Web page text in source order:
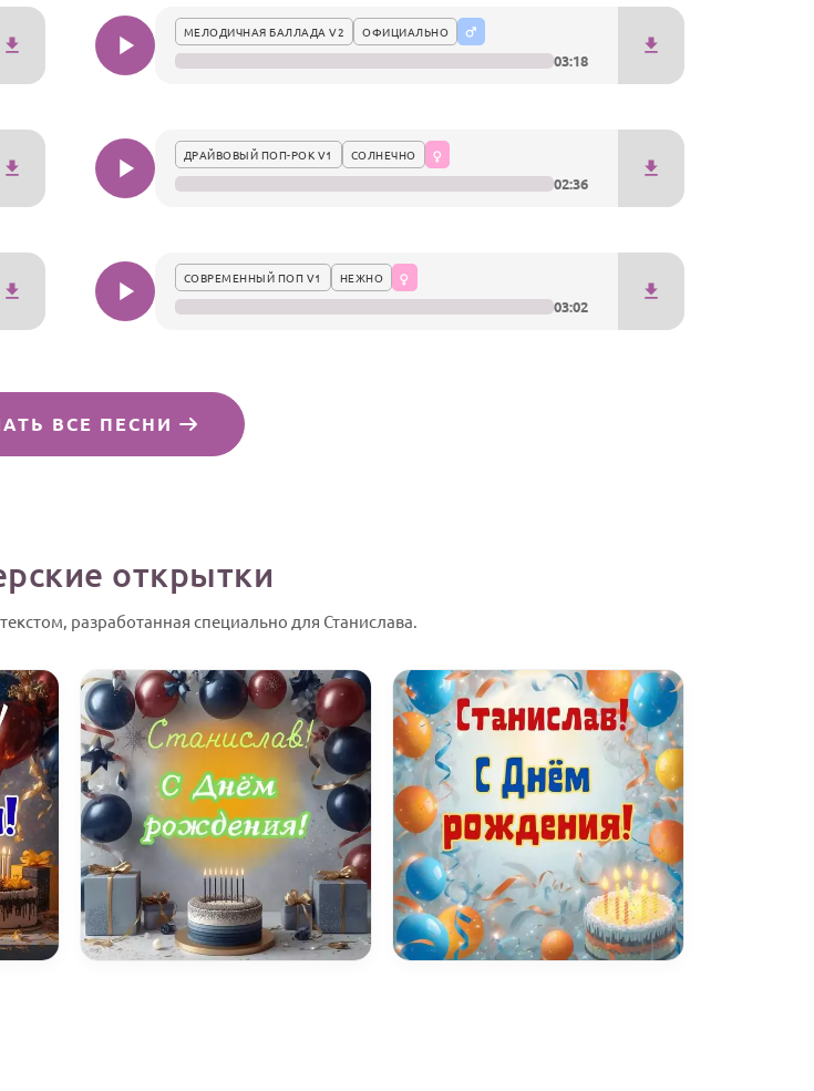
МЕЛОДИЧНАЯ БАЛЛАДА V2 ОФИЦИАЛЬНО
03:18
ДРАЙВОВЫЙ ПОП-РОК V1 СОЛНЕЧНО
02:36
СОВРЕМЕННЫЙ ПОП V1 НЕЖНО
03:02
ВСЕ ПЕСНИ
открытки
разработанная специально для Станислава.